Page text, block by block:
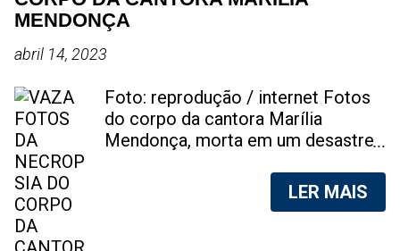
MENDONÇA
abril 14, 2023
Foto: reprodução / internet Fotos
do corpo da cantora Marília
Mendonça, morta em um desastre
foram vazadas na internet. A
divulgação de fotos do corpo de
LER MAIS